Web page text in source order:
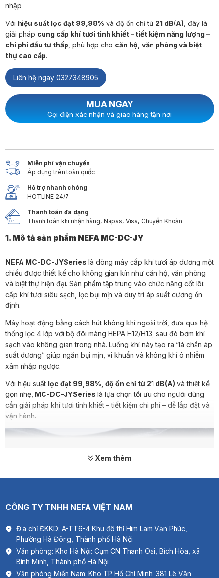
nhập.
Với hiệu suất lọc đạt 99,98% và độ ồn chỉ từ 21 dB(A) , đây là
giải pháp cung cấp khí tươi tinh khiết – tiết kiệm năng lượng –
chi phí đầu tư thấp , phù hợp cho căn hộ, văn phòng và biệt
thự cao cấp.
Liên hệ ngay 0327348905
MUA NGAY
Gọi điện xác nhận và giao hàng tận nơi
Miễn phí vận chuyển
Áp dụng trên toàn quốc
Hỗ trợ nhanh chóng
HOTLINE 24/7
Thanh toán đa dạng
Thanh toán khi nhận hàng, Napas, Visa, Chuyển Khoản
1. Mô tả sản phẩm NEFA MC-DC-JY
NEFA MC-DC-JYSeries là dòng máy cấp khí tươi áp dương một
chiều được thiết kế cho không gian kín như căn hộ, văn phòng
và biệt thự hiện đại. Sản phẩm tập trung vào chức năng cốt lõi:
cấp khí tươi siêu sạch, lọc bụi mịn và duy trì áp suất dương ổn
định.
Máy hoạt động bằng cách hút không khí ngoài trời, đưa qua hệ
thống lọc 4 lớp với bộ đôi màng HEPA H12/H13, sau đó bơm khí
sạch vào không gian trong nhà. Luồng khí này tạo ra “lá chắn áp
suất dương” giúp ngăn bụi mịn, vi khuẩn và không khí ô nhiễm
xâm nhập ngược.
Với hiệu suất lọc đạt 99,98%, độ ồn chỉ từ 21 dB(A) và thiết kế
gọn nhẹ, MC-DC-JYSeries là lựa chọn tối ưu cho người dùng
cần giải pháp khí tươi tinh khiết – tiết kiệm chi phí – dễ lắp đặt và
vận hành.
Xem thêm
CÔNG TY TNHH NEFA VIỆT NAM
Địa chỉ ĐKKD: A-TT6-4 Khu đô thị Him Lam Vạn Phúc,
Phường Hà Đông, Thành phố Hà Nội
Văn phòng: Kho Hà Nội: Cụm CN Thanh Oai, Bích Hòa, xã
Bình Minh, Thành phố Hà Nội
Văn phòng Miền Nam: Kho TP Hồ Chí Minh: 381 Lê Văn